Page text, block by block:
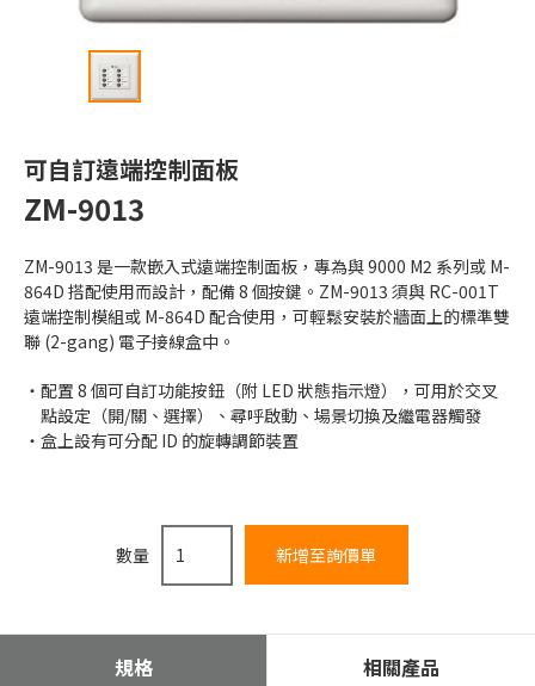
可自訂遠端控制面板
ZM-9013
ZM-9013 是一款嵌入式遠端控制面板，專為與 9000 M2 系列或 M-
864D 搭配使用而設計，配備 8 個按鍵。ZM-9013 須與 RC-001T
遠端控制模組或 M-864D 配合使用，可輕鬆安裝於牆面上的標準雙
聯 (2-gang) 電子接線盒中。
配置 8 個可自訂功能按鈕（附 LED 狀態指示燈），可用於交叉
點設定（開/關、選擇）、尋呼啟動、場景切換及繼電器觸發
盒上設有可分配 ID 的旋轉調節裝置
數量
規格 相關產品